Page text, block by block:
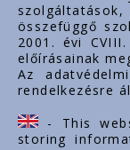
Dokumentumok
Kapcsolat
Karrier
Cég adatok
Tárhely adatok
Támogatások
összefüggő
2001. évi
előírásainak
Az
rendelkezésre
- This
storing